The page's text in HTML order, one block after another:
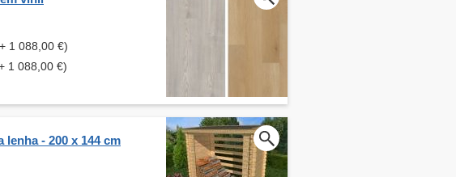
1 088,00 €)
1 088,00 €)
lenha - 200 x 144 cm